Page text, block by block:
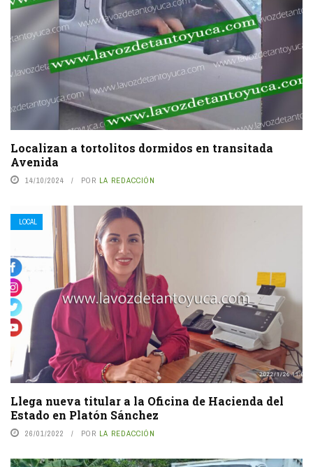
Localizan a tortolitos dormidos en transitada
Avenida
14/10/2024 POR LA REDACCIÓN
LOCAL
Llega nueva titular a la Oficina de Hacienda del
Estado en Platón Sánchez
26/01/2022 POR LA REDACCIÓN